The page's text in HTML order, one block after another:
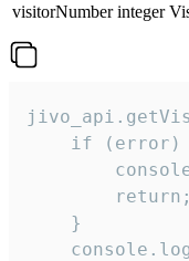
visitorNumber integer
if (error)
        return;
    }